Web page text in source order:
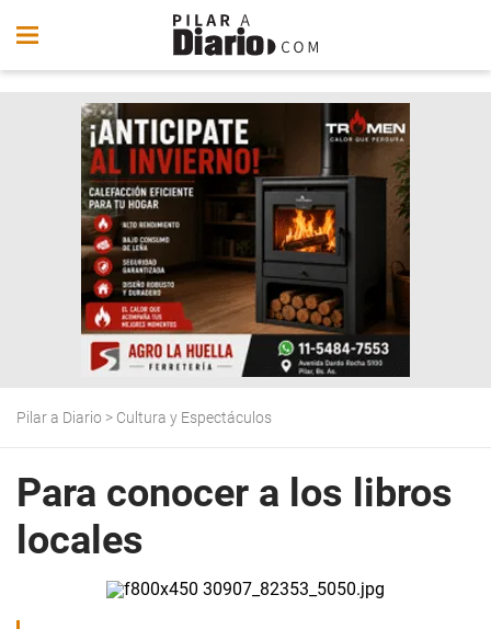
Pilar a Diario > Cultura y Espectáculos
Para conocer a los libros
locales